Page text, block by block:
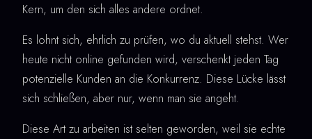
Kern, um den sich alles andere ordnet.
Es lohnt sich, ehrlich zu prüfen, wo du aktuell stehst. Wer
heute nicht online gefunden wird, verschenkt jeden Tag
potenzielle Kunden an die Konkurrenz. Diese Lücke lässt
sich schließen, aber nur, wenn man sie angeht.
Diese Art zu arbeiten ist selten geworden, weil sie echte